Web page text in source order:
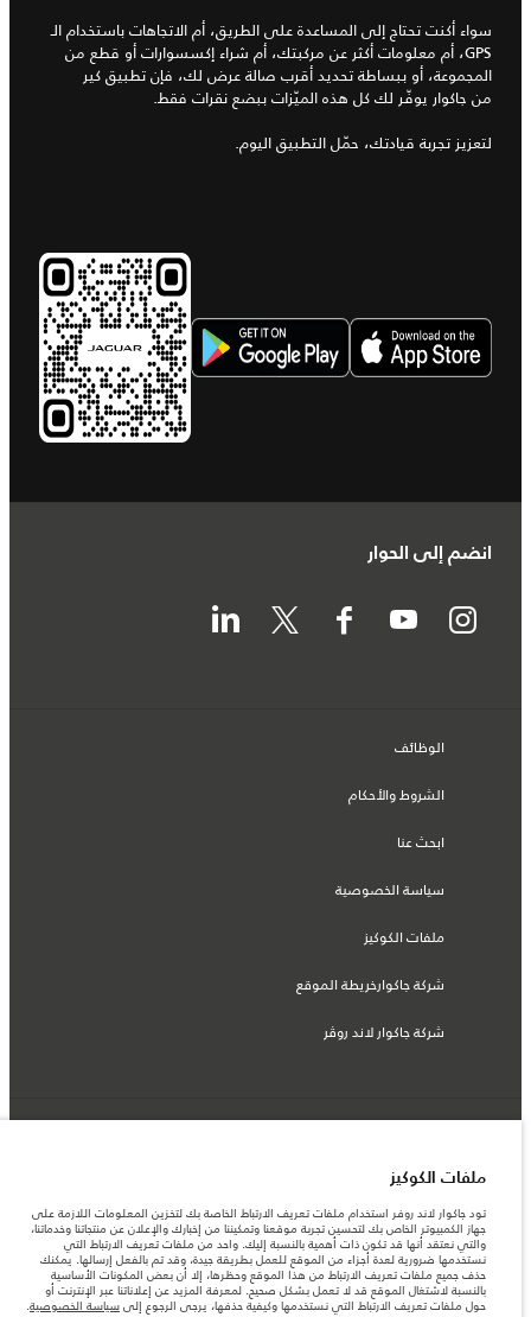
سواء أكنت تحتاج إلى المساعدة على الطريق، أم الاتجاهات باستخدام الـ
GPS، أم معلومات أكثر عن مركبتك، أم شراء إكسسوارات أو قطع من
المجموعة، أو ببساطة تحديد أقرب صالة عرض لك، فإن تطبيق كير
من جاكوار يوفّر لك كل هذه الميّزات ببضع نقرات فقط.
لتعزيز تجربة قيادتك، حمّل التطبيق اليوم.
انضم إلى الحوار
الوظائف
الشروط والأحكام
ابحث عنا
سياسة الخصوصية
ملفات الكوكيز
شركة جاكوارخريطة الموقع
شركة جاكوار لاند روڤر
قطر, الفردان بريميير موتورز (ذ.م.م.)
المعلومات والمواصفات والأسعار والألوان المذكورة على هذا الموقع قد تختلف من بلد إلى
آخر، كما أنّها قد تتغير بدون إشعار مسبق. الرجاء التواصل مع وكيلنا المحلي للتأكد من توفّرها
والتحقق من الأسعار.
الأرقام المقدمة هي نتيجة لاختبارات المصنع الرسمية وفقاً لتشريعات الاتحاد الأوروبي. قد
يتباين استهلك الوقود الفعلي للمركبة عن ذلك المتحقق في تلك الاختبارات كما أن هذه
الأرقام بغرض المقارنة فحسب.
ملفات الكوكيز
تود جاكوار لاند روفر استخدام ملفات تعريف الارتباط الخاصة بك لتخزين المعلومات اللازمة على
جهاز الكمبيوتر الخاص بك لتحسين تجربة موقعنا وتمكيننا من إخبارك والإعلان عن منتجاتنا وخدماتنا،
والتي نعتقد أنها قد تكون ذات أهمية بالنسبة إليك. واحد من ملفات تعريف الارتباط التي
نستخدمها ضرورية لعدة أجزاء من الموقع للعمل بطريقة جيدة، وقد تم بالفعل إرسالها. يمكنك
حذف جميع ملفات تعريف الارتباط من هذا الموقع وحظرها، إلا أن بعض المكونات الأساسية
بالنسبة لاشتغال الموقع قد لا تعمل بشكل صحيح. لمعرفة المزيد عن إعلاناتنا عبر الإنترنت أو
حول ملفات تعريف الارتباط التي نستخدمها وكيفية حذفها، يرجى الرجوع إلى سياسة الخصوصية.